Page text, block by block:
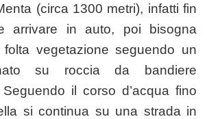
(circa 1300 metri), infatti fin
arrivare in auto, poi bisogna
vegetazione seguendo un
su roccia da bandiere
il corso d’acqua fino
si continua su una strada in